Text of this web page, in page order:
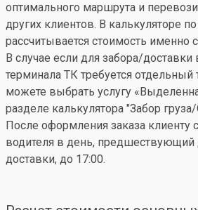
оптимального маршрута и
других клиентов. В калькуляторе
рассчитывается стоимость именно
В случае если для забора/
терминала ТК требуется отдельный
можете выбрать услугу
разделе калькулятора "Забор
После оформления заказа клиенту
водителя в день, предшествующий
доставки, до 17:00.